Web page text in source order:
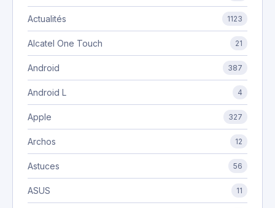
Actualités 1123
Alcatel One Touch 21
Android 387
Android L 4
Apple 327
Archos 12
Astuces 56
ASUS 11